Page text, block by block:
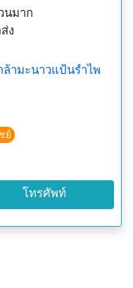
นมาก
ง
ล้ามะนาวแป้นรำไพ
ย์
โทรศัพท์